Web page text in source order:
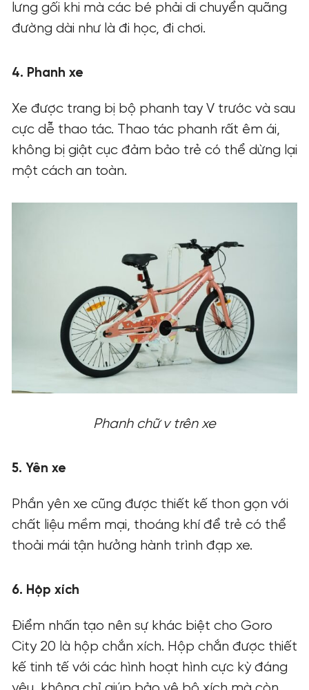
lưng gối khi mà các bé phải di chuyển quãng
đường dài như là đi học, đi chơi.
4. Phanh xe
Xe được trang bị bộ phanh tay V trước và sau
cực dễ thao tác. Thao tác phanh rất êm ái,
không bị giật cục đảm bảo trẻ có thể dừng lại
một cách an toàn.
Phanh chữ v trên xe
5. Yên xe
Phần yên xe cũng được thiết kế thon gọn với
chất liệu mềm mại, thoáng khí để trẻ có thể
thoải mái tận hưởng hành trình đạp xe.
6. Hộp xích
Điểm nhấn tạo nên sự khác biệt cho Goro
City 20 là hộp chắn xích. Hộp chắn được thiết
kế tinh tế với các hình hoạt hình cực kỳ đáng